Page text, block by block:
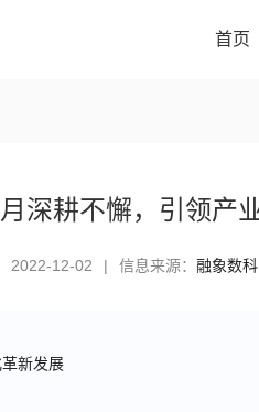
首页
深耕不懈，引领产
2022-12-02 | 信息来源： 融象数科
新发展